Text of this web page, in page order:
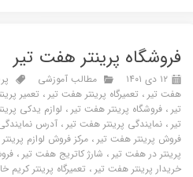
فروشگاه پرینتر هفت تیر
۱۲ دی ۱۴۰۱ مطالب آموزشی
هفت تیر ، تعمیرگاه پرینتر هفت تیر ، تعمیر
تیر ، فروشگاه پرینتر هفت تیر ، لوازم یدکی
تیر ، نمایندگی پرینتر هفت تیر ، آدرس
فروش پرینتر هفت تیر ، مرکز فروش لوازم
پرینتر در هفت تیر ، شارژ کاتریج هفت تیر ،
خریدار پرینتر هفت تیر ، تعمیرگاه پرینتر کریم